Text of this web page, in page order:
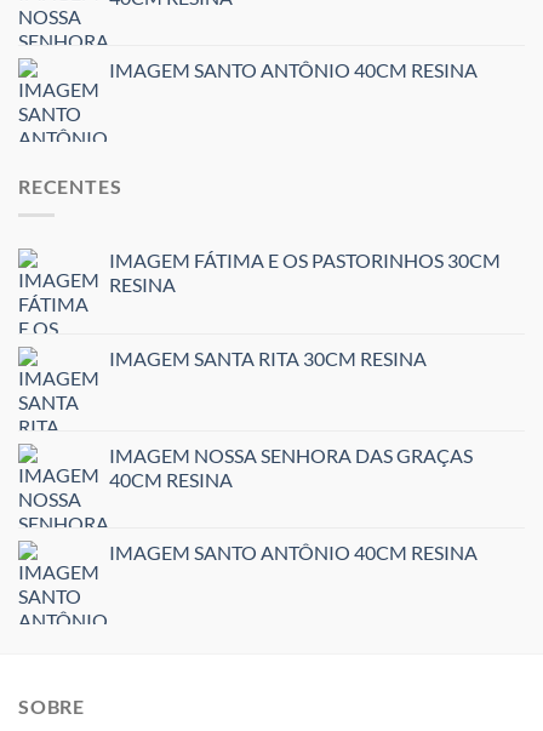
IMAGEM SANTO ANTÔNIO 40CM RESINA
RECENTES
IMAGEM FÁTIMA E OS PASTORINHOS 30CM
RESINA
IMAGEM SANTA RITA 30CM RESINA
IMAGEM NOSSA SENHORA DAS GRAÇAS
40CM RESINA
IMAGEM SANTO ANTÔNIO 40CM RESINA
SOBRE